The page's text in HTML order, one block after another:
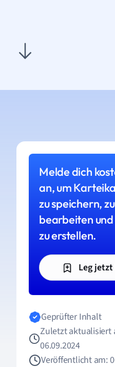
Melde dich
an, um
zu speichern, zu
bearbeiten
zu erstellen.
Leg
Geprüfter Inhalt
Zuletzt aktualisiert
06.09.2024
Veröffentlicht am: